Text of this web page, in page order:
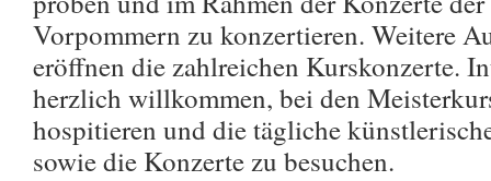
Vorpommern zu konzertieren. Weitere
eröffnen die zahlreichen Kurskonzerte.
herzlich willkommen, bei den
hospitieren und die tägliche
sowie die Konzerte zu besuchen.